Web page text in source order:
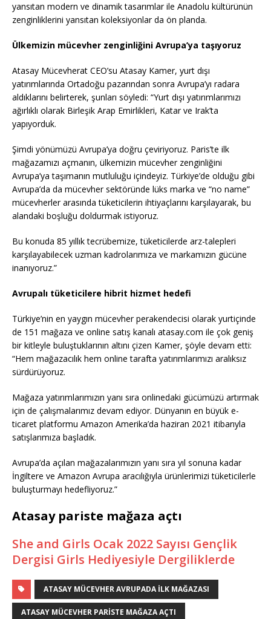
yansıtan modern ve dinamik tasarımlar ile Anadolu kültürünün
zenginliklerini yansıtan koleksiyonlar da ön planda.
Ülkemizin mücevher zenginliğini Avrupa’ya taşıyoruz
Atasay Mücevherat CEO’su Atasay Kamer, yurt dışı
yatırımlarında Ortadoğu pazarından sonra Avrupa’yı radara
aldıklarını belirterek, şunları söyledi: “Yurt dışı yatırımlarımızı
ağırlıklı olarak Birleşik Arap Emirlikleri, Katar ve Irak’ta
yapıyorduk.
Şimdi yönümüzü Avrupa’ya doğru çeviriyoruz. Paris’te ilk
mağazamızı açmanın, ülkemizin mücevher zenginliğini
Avrupa’ya taşımanın mutluluğu içindeyiz. Türkiye’de olduğu gibi
Avrupa’da da mücevher sektöründe lüks marka ve “no name”
mücevherler arasında tüketicilerin ihtiyaçlarını karşılayarak, bu
alandaki boşluğu doldurmak istiyoruz.
Bu konuda 85 yıllık tecrübemize, tüketicilerde arz-talepleri
karşılayabilecek uzman kadrolarımıza ve markamızın gücüne
inanıyoruz.”
Avrupalı tüketicilere hibrit hizmet hedefi
Türkiye’nin en yaygın mücevher perakendecisi olarak yurtiçinde
de 151 mağaza ve online satış kanalı atasay.com ile çok geniş
bir kitleyle buluştuklarının altını çizen Kamer, şöyle devam etti:
“Hem mağazacılık hem online tarafta yatırımlarımızı aralıksız
sürdürüyoruz.
Mağaza yatırımlarımızın yanı sıra onlinedaki gücümüzü artırmak
için de çalışmalarımız devam ediyor. Dünyanın en büyük e-
ticaret platformu Amazon Amerika’da haziran 2021 itibarıyla
satışlarımıza başladık.
Avrupa’da açılan mağazalarımızın yanı sıra yıl sonuna kadar
İngiltere ve Amazon Avrupa aracılığıyla ürünlerimizi tüketicilerle
buluşturmayı hedefliyoruz.”
Atasay pariste mağaza açtı
She and Girls Ocak 2022 Sayısı Gençlik
Dergisi Girls Hediyesiyle Dergiliklerde
ATASAY MÜCEVHER AVRUPADA ILK MAĞAZASI
ATASAY MÜCEVHER PARISTE MAĞAZA AÇTI